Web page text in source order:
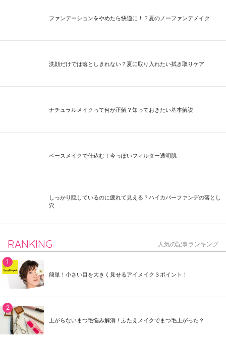
ファンデーションをやめたら快適に！？夏のノーファンデメイク
洗顔だけでは落としきれない？夏に取り入れたい拭き取りケア
ナチュラルメイクって何が正解？知っておきたい基本解説
ベースメイクで仕込む！今っぽいフィルター透明肌
しっかり隠しているのに疲れて見える？ハイカバーファンデの落とし
穴
RANKING 人気の記事ランキング
簡単！小さい目を大きく見せるアイメイク３ポイント！
上がらないまつ毛悩み解消！ふたえメイクでまつ毛上がった？